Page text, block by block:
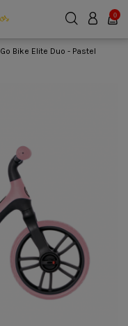
0
Go Bike Elite Duo - Pastel